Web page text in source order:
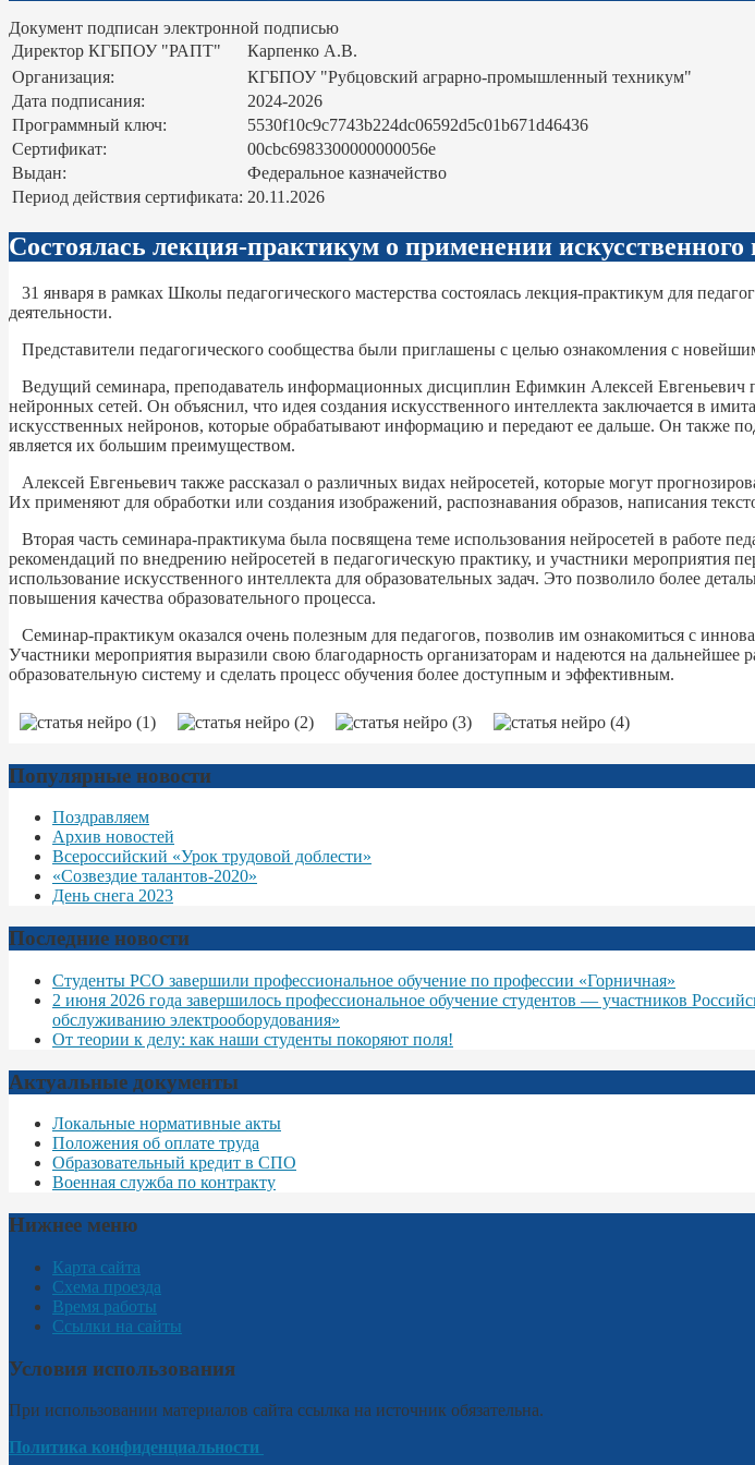
Документ подписан электронной подписью
Директор КГБПОУ "РАПТ"
Карпенко А.В.
Организация:
КГБПОУ "Рубцовский аграрно-промышленный техникум"
Дата подписания:
2024-2026
Программный ключ:
5530f10c9c7743b224dc06592d5c01b671d46436
Сертификат:
00cbc6983300000000056e
Выдан:
Федеральное казначейство
Период действия сертификата: 20.11.2026
Состоялась лекция-практикум о применении искусственного
31 января в рамках Школы педагогического мастерства состоялась лекция-практикум для
деятельности.
Представители педагогического сообщества были приглашены с целью ознакомления с
Ведущий семинара, преподаватель информационных дисциплин Ефимкин Алексей
нейронных сетей. Он объяснил, что идея создания искусственного интеллекта заключается в
искусственных нейронов, которые обрабатывают информацию и передают ее дальше. Он также
является их большим преимуществом.
Алексей Евгеньевич также рассказал о различных видах нейросетей, которые могут
Их применяют для обработки или создания изображений, распознавания образов, написания
Вторая часть семинара-практикума была посвящена теме использования нейросетей в работе
рекомендаций по внедрению нейросетей в педагогическую практику, и участники
использование искусственного интеллекта для образовательных задач. Это позволило более
повышения качества образовательного процесса.
Семинар-практикум оказался очень полезным для педагогов, позволив им ознакомиться с
Участники мероприятия выразили свою благодарность организаторам и надеются на
образовательную систему и сделать процесс обучения более доступным и эффективным.
Популярные новости
Поздравляем
Архив новостей
Всероссийский «Урок трудовой доблести»
«Созвездие талантов-2020»
День снега 2023
Последние новости
Студенты РСО завершили профессиональное обучение по профессии «Горничная»
2 июня 2026 года завершилось профессиональное обучение студентов — участников
обслуживанию электрооборудования»
От теории к делу: как наши студенты покоряют поля!
Актуальные документы
Локальные нормативные акты
Положения об оплате труда
Образовательный кредит в СПО
Военная служба по контракту
Нижнее меню
Карта сайта
Схема проезда
Время работы
Ссылки на сайты
Условия использования
При использовании материалов сайта ссылка на источник обязательна.
Политика конфиденциальности